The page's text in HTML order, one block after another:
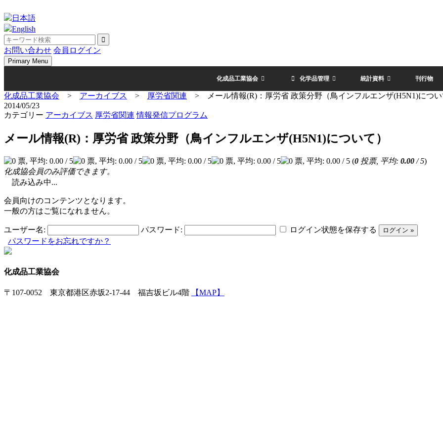
to
content
日本語
English
お問い合わせ 会員ログイン
Primary Menu
化成品工業協会 化学品管理 統計資料 刊行物
化成品工業協会 > アーカイブス > 厚労省関連 >
メール情報(R)：厚労省 政策分野（鳥インフルエンザ(H5N1)につ
2014/05/23
カテゴリー アーカイブス 厚労省関連 情報発信プログラム
メール情報(R)：厚労省 政策分野（鳥インフルエンザ(H5N1)について）
(0 投票, 平均: 0.00 / 5)
化成協会員のみ評価できます。
読み込み中...
会員向けのコンテンツとなります。
一般の方はご覧になれません。
ユーザー名: パスワード:
ログイン状態を保存する
パスワードをお忘れですか？
化成品工業協会
〒107-0052 東京都港区赤坂2-17-44 福吉坂ビル4階 【MAP】